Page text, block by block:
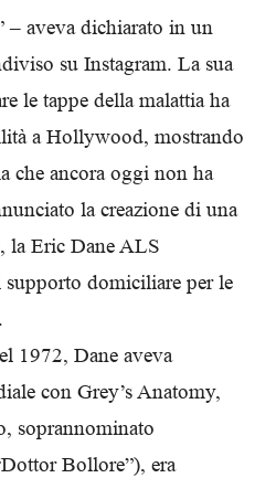
– aveva dichiarato in un
su Instagram. La sua
le tappe della malattia ha
a Hollywood, mostrando
che ancora oggi non ha
la creazione di una
la Eric Dane ALS
domiciliare per le
1972, Dane aveva
con Grey’s Anatomy,
soprannominato
Bollore”), era